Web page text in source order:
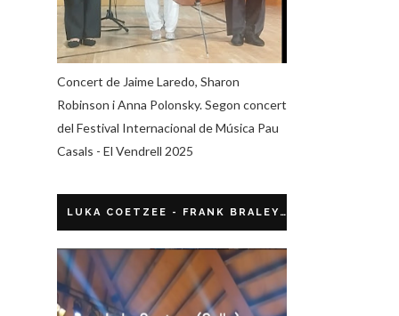
Concert de Jaime Laredo, Sharon
Robinson i Anna Polonsky. Segon concert
del Festival Internacional de Música Pau
Casals - El Vendrell 2025
LUKA COETZEE - FRANK BRALEY